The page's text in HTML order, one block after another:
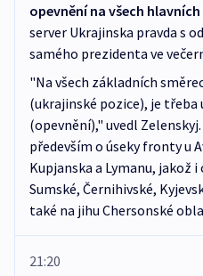
opevnění na všech
server Ukrajinska pravda s
samého prezidenta ve
"Na všech základních
(ukrajinské pozice), je třeba
(opevnění)," uvedl
především o úseky fronty u
Kupjanska a Lymanu, jakož
Sumské, Černihivské,
také na jihu Chersonské
21:20